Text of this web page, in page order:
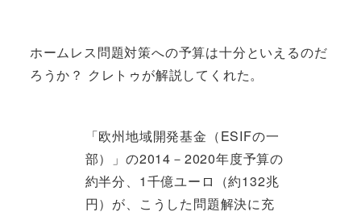
ホームレス問題対策への予算は十分といえるのだ
ろうか？ クレトゥが解説してくれた。
「欧州地域開発基金（ESIFの一
部）」の2014－2020年度予算の
約半分、1千億ユーロ（約132兆
円）が、こうした問題解決に充